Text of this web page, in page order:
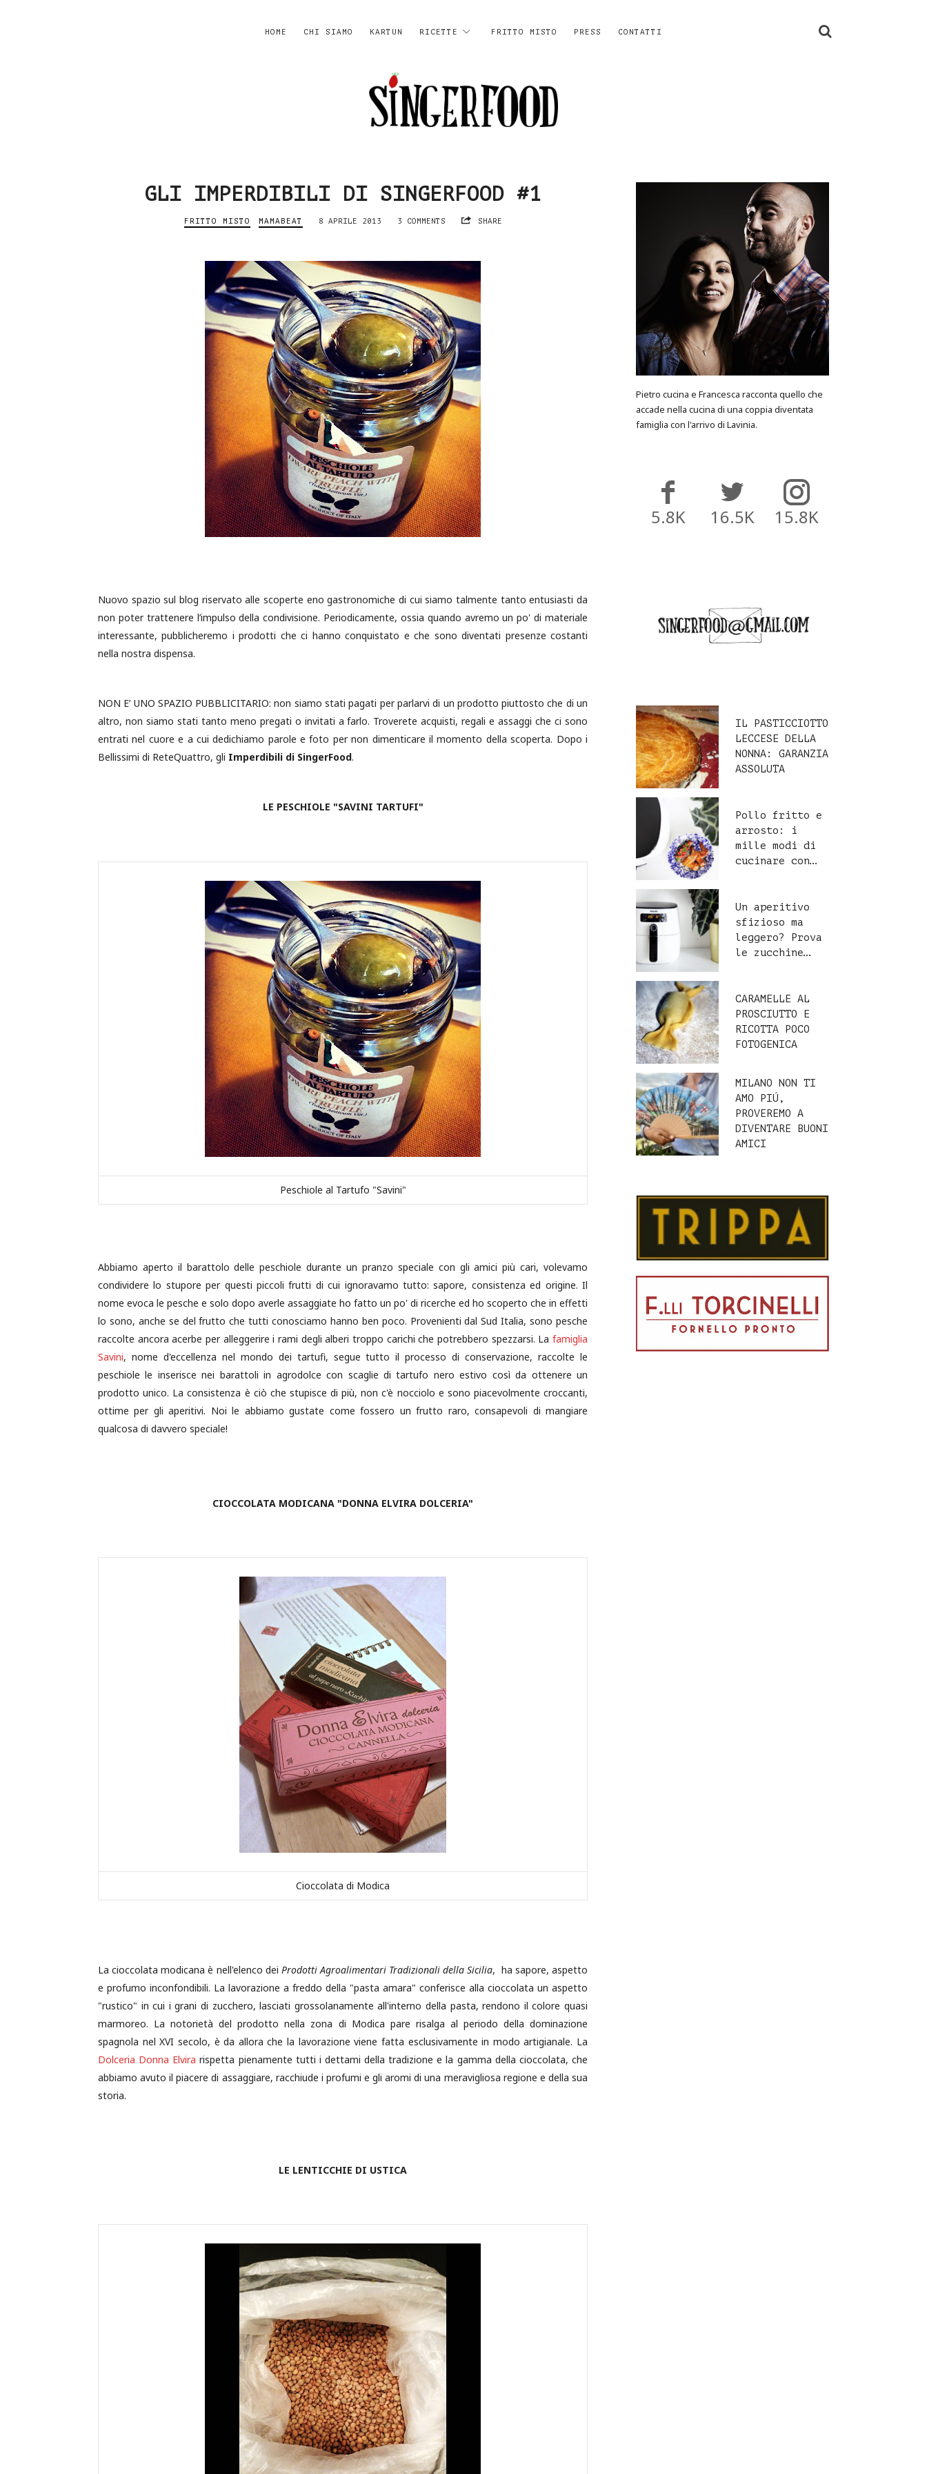
HOME CHI SIAMO KARTUN RICETTE FRITTO MISTO PRESS CONTATTI
SingerFood
GLI IMPERDIBILI DI SINGERFOOD #1
FRITTO MISTO MAMABEAT 8 APRILE 2013 3 COMMENTS SHARE
Nuovo spazio sul blog riservato alle scoperte eno gastronomiche di cui siamo talmente tanto entusiasti da
non poter trattenere l’impulso della condivisione. Periodicamente, ossia quando avremo un po' di materiale
interessante, pubblicheremo i prodotti che ci hanno conquistato e che sono diventati presenze costanti
nella nostra dispensa.
NON E’ UNO SPAZIO PUBBLICITARIO: non siamo stati pagati per parlarvi di un prodotto piuttosto che di un
altro, non siamo stati tanto meno pregati o invitati a farlo. Troverete acquisti, regali e assaggi che ci sono
entrati nel cuore e a cui dedichiamo parole e foto per non dimenticare il momento della scoperta. Dopo i
Bellissimi di ReteQuattro, gli Imperdibili di SingerFood.
LE PESCHIOLE "SAVINI TARTUFI"
Peschiole al Tartufo "Savini"
Abbiamo aperto il barattolo delle peschiole durante un pranzo speciale con gli amici più cari, volevamo
condividere lo stupore per questi piccoli frutti di cui ignoravamo tutto: sapore, consistenza ed origine. Il
nome evoca le pesche e solo dopo averle assaggiate ho fatto un po' di ricerche ed ho scoperto che in effetti
lo sono, anche se del frutto che tutti conosciamo hanno ben poco. Provenienti dal Sud Italia, sono pesche
raccolte ancora acerbe per alleggerire i rami degli alberi troppo carichi che potrebbero spezzarsi. La famiglia
Savini, nome d'eccellenza nel mondo dei tartufi, segue tutto il processo di conservazione, raccolte le
peschiole le inserisce nei barattoli in agrodolce con scaglie di tartufo nero estivo così da ottenere un
prodotto unico. La consistenza è ciò che stupisce di più, non c'è nocciolo e sono piacevolmente croccanti,
ottime per gli aperitivi. Noi le abbiamo gustate come fossero un frutto raro, consapevoli di mangiare
qualcosa di davvero speciale!
CIOCCOLATA MODICANA "DONNA ELVIRA DOLCERIA"
Cioccolata di Modica
La cioccolata modicana è nell'elenco dei Prodotti Agroalimentari Tradizionali della Sicilia, ha sapore, aspetto
e profumo inconfondibili. La lavorazione a freddo della "pasta amara" conferisce alla cioccolata un aspetto
"rustico" in cui i grani di zucchero, lasciati grossolanamente all'interno della pasta, rendono il colore quasi
marmoreo. La notorietà del prodotto nella zona di Modica pare risalga al periodo della dominazione
spagnola nel XVI secolo, è da allora che la lavorazione viene fatta esclusivamente in modo artigianale. La
Dolceria Donna Elvira rispetta pienamente tutti i dettami della tradizione e la gamma della cioccolata, che
abbiamo avuto il piacere di assaggiare, racchiude i profumi e gli aromi di una meravigliosa regione e della sua
storia.
LE LENTICCHIE DI USTICA
Pietro cucina e Francesca racconta quello che
accade nella cucina di una coppia diventata
famiglia con l'arrivo di Lavinia.
5.8K 16.5K 15.8K
IL PASTICCIOTTO
LECCESE DELLA
NONNA: GARANZIA
ASSOLUTA
Pollo fritto e
arrosto: i
mille modi di
cucinare con…
Un aperitivo
sfizioso ma
leggero? Prova
le zucchine…
CARAMELLE AL
PROSCIUTTO E
RICOTTA POCO
FOTOGENICA
MILANO NON TI
AMO PIÚ,
PROVEREMO A
DIVENTARE BUONI
AMICI